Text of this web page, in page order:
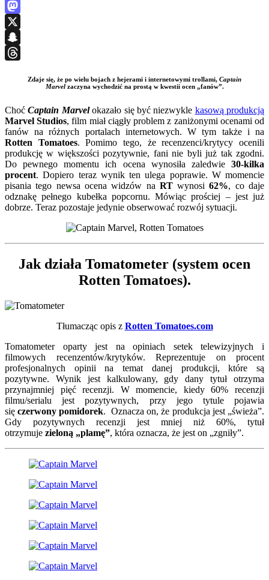
Reddit
Mastodon
X
Snapchat
Zdaje się, że po wielu bojach z hejerami i internetowymi trollami, Captain
Marvel zaczyna wychodzić na prostą w kwestii ocen „fanów”.
ChoćCaptain Marvelokazało się być niezwykle kasową produkcją
Marvel Studios, film miał ciągły problem z zaniżonymi ocenami od
fanów na różnych portalach internetowych. W tym także i na
Rotten Tomatoes. Pomimo tego, że recenzenci/krytycy ocenili
produkcję w większości pozytywnie, fani nie byli już tak zgodni.
Do pewnego momentu ich ocena wynosiła zaledwie 30-kilka
procent. Dopiero teraz wynik ten ulega poprawie. W momencie
pisania tego newsa ocena widzów na RTwynosi62%, co daje
odznakę pełnego kubełka popcornu. Mówiąc prościej – jest już
dobrze. Teraz pozostaje jedynie obserwować rozwój sytuacji.
Jak działa Tomatometer (system ocen
Rotten Tomatoes).
Tłumacząc opis z Rotten Tomatoes.com
Tomatometer oparty jest na opiniach setek telewizyjnych i
filmowych recenzentów/krytyków. Reprezentuje on procent
profesjonalnych opinii na temat danej produkcji, które są
pozytywne. Wynik jest kalkulowany, gdy dany tytuł otrzyma
przynajmniej pięć recenzji. W momencie, kiedy 60% recenzji
filmu/serialu jest pozytywnych, przy jego tytule pojawia
sięczerwony pomidorek. Oznacza on, że produkcja jest „świeża”.
Gdy pozytywnych recenzji jest mniej niż 60%, tytuł
otrzymuje zieloną „plamę”, która oznacza, że jest on „zgniły”.